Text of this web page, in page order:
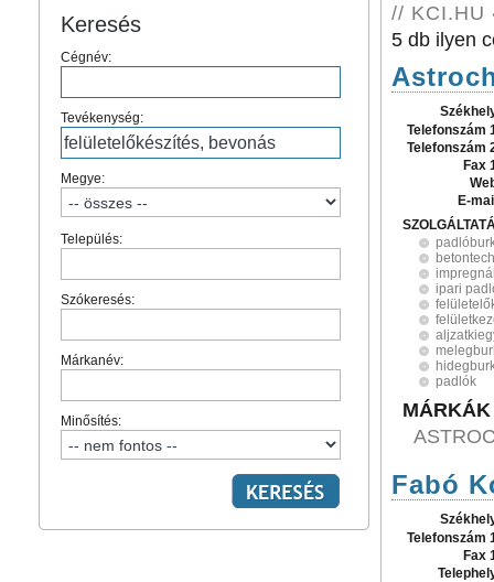
Keresés
Cégnév:
Tevékenység:
Megye:
Település:
Szókeresés:
Márkanév:
Minősítés:
// KCI.HU
5 db ilyen
Telefonszám
Telefonszám
Fax
E-
ipari
padlók
MÁRKÁK
Fabó
Telefonszám
Fax